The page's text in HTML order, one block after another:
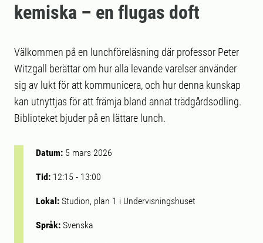
kemiska – en flugas doft
Välkommen på en lunchföreläsning där professor Peter
Witzgall berättar om hur alla levande varelser använder
sig av lukt för att kommunicera, och hur denna kunskap
kan utnyttjas för att främja bland annat trädgårdsodling.
Biblioteket bjuder på en lättare lunch.
Datum: 5 mars 2026
Tid: 12:15 - 13:00
Lokal: Studion, plan 1 i Undervisningshuset
Språk: Svenska